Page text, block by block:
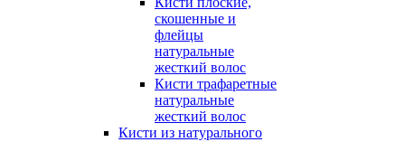
скошенные и
флейцы
натуральные
жесткий волос
Кисти трафаретные
натуральные
жесткий волос
Кисти из натурального